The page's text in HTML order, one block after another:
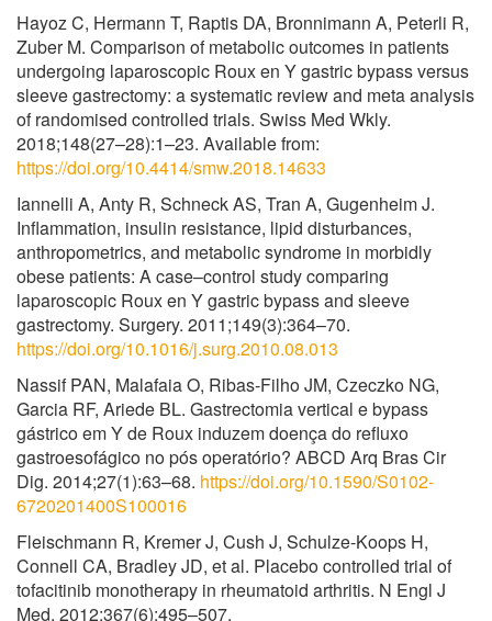
Hayoz C, Hermann T, Raptis DA, Bronnimann A, Peterli R,
Zuber M. Comparison of metabolic outcomes in patients
undergoing laparoscopic Roux en Y gastric bypass versus
sleeve gastrectomy: a systematic review and meta analysis
of randomised controlled trials. Swiss Med Wkly.
2018;148(27–28):1–23. Available from:
https://doi.org/10.4414/smw.2018.14633
Iannelli A, Anty R, Schneck AS, Tran A, Gugenheim J.
Inflammation, insulin resistance, lipid disturbances,
anthropometrics, and metabolic syndrome in morbidly
obese patients: A case–control study comparing
laparoscopic Roux en Y gastric bypass and sleeve
gastrectomy. Surgery. 2011;149(3):364–70.
https://doi.org/10.1016/j.surg.2010.08.013
Nassif PAN, Malafaia O, Ribas-Filho JM, Czeczko NG,
Garcia RF, Ariede BL. Gastrectomia vertical e bypass
gástrico em Y de Roux induzem doença do refluxo
gastroesofágico no pós operatório? ABCD Arq Bras Cir
Dig. 2014;27(1):63–68. https://doi.org/10.1590/S0102-
6720201400S100016
Fleischmann R, Kremer J, Cush J, Schulze-Koops H,
Connell CA, Bradley JD, et al. Placebo controlled trial of
tofacitinib monotherapy in rheumatoid arthritis. N Engl J
Med. 2012;367(6):495–507.